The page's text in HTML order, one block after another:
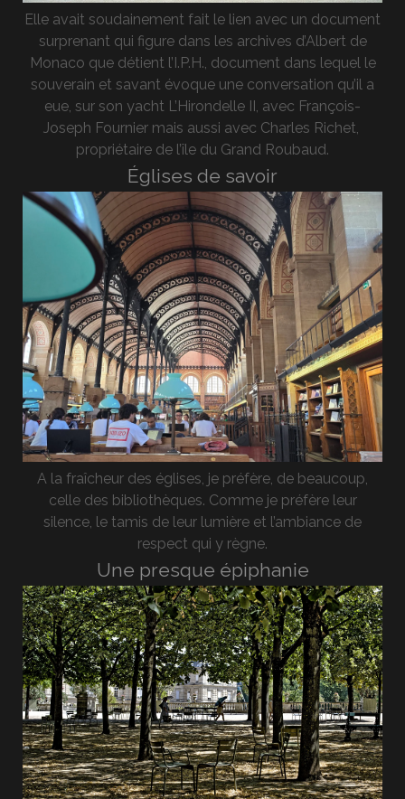
Elle avait soudainement fait le lien avec un document
surprenant qui figure dans les archives d’Albert de
Monaco que détient l’I.P.H., document dans lequel le
souverain et savant évoque une conversation qu’il a
eue, sur son yacht L’Hirondelle II, avec François-
Joseph Fournier mais aussi avec Charles Richet,
propriétaire de l’île du Grand Roubaud.
Églises de savoir
A la fraîcheur des églises, je préfère, de beaucoup,
celle des bibliothèques. Comme je préfère leur
silence, le tamis de leur lumière et l’ambiance de
respect qui y règne.
Une presque épiphanie